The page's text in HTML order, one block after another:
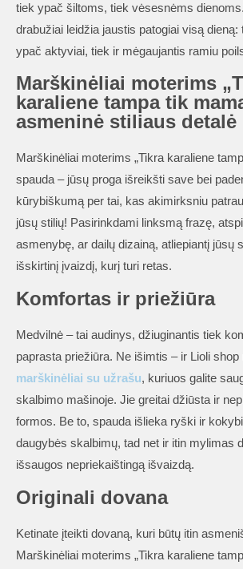
tiek ypač šiltoms, tiek vėsesnėms
drabužiai leidžia jaustis patogiai visą dieną:
ypač aktyviai, tiek ir mėgaujantis ramiu
Marškinėliai moterims
karaliene tampa tik
asmeninė stiliaus detalė
Marškinėliai moterims „Tikra karaliene
spauda – jūsų proga išreikšti save bei
kūrybiškumą per tai, kas akimirksniu
jūsų stilių! Pasirinkdami linksmą frazę,
asmenybę, ar dailų dizainą, atliepiantį jūsų
išskirtinį įvaizdį, kurį turi retas.
Komfortas ir priežiūra
Medvilnė – tai audinys, džiuginantis tiek
paprasta priežiūra. Ne išimtis – ir Lioli shop
marškinėliai su užrašu, kuriuos galite
skalbimo mašinoje. Jie greitai džiūsta ir
formos. Be to, spauda išlieka ryški ir
daugybės skalbimų, tad net ir itin mylimas
išsaugos nepriekaištingą išvaizdą.
Originali dovana
Ketinate įteikti dovaną, kuri būtų itin
Marškinėliai moterims „Tikra karaliene